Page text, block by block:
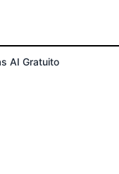
AI Gratuito